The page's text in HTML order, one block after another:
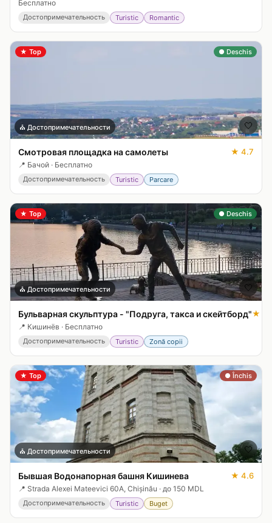
Бесплатно
Достопримечательность Turistic Romantic
★ Top ● Deschis
⛪ Достопримечательности 🤍
Смотровая площадка нa самолеты ★ 4.7
📍 Бачой · Бесплатно
Достопримечательность Turistic Parcare
★ Top ● Deschis
⛪ Достопримечательности 🤍
Бульварная скульптура - "Подруга, такса и скейтборд"★
📍 Кишинёв · Бесплатно
Достопримечательность Turistic Zonă copii
★ Top ● Închis
⛪ Достопримечательности 🤍
Бывшая Водонапорная башня Кишинева ★ 4.6
📍 Strada Alexei Mateevici 60A, Chișinău · до 150 MDL
Достопримечательность Turistic Buget